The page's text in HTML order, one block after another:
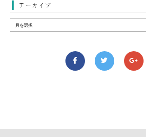
アーカイブ